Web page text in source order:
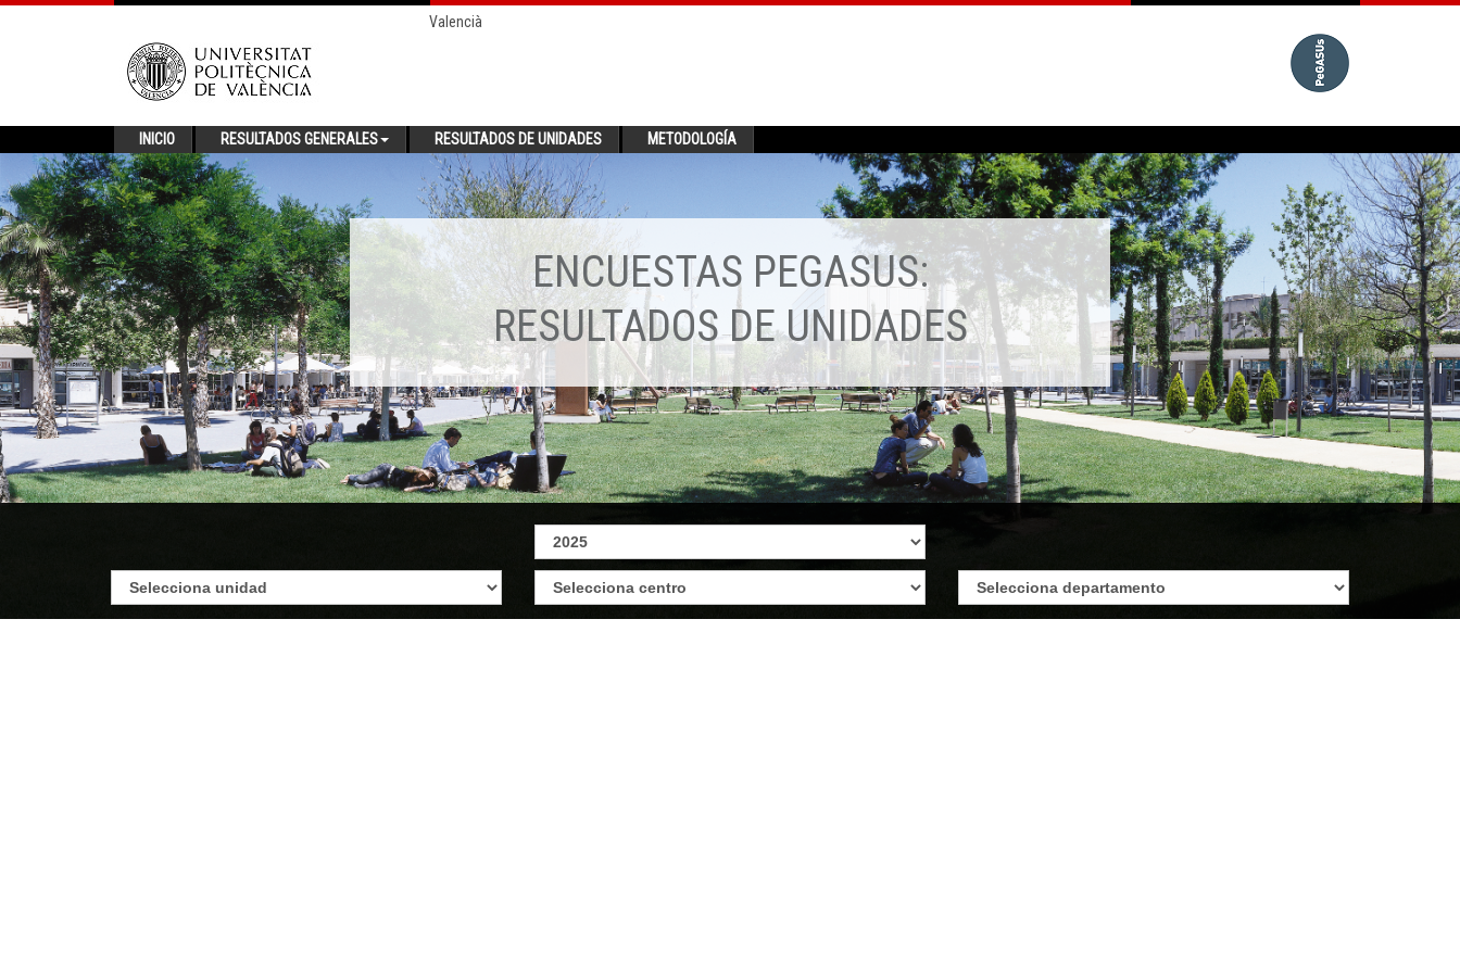
Valencià
INICIO RESULTADOS GENERALES RESULTADOS DE UNIDADES METODOLOGÍA
ENCUESTAS PEGASUS:
RESULTADOS DE UNIDADES